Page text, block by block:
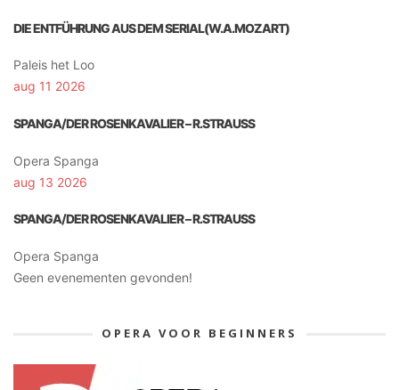
DIE ENTFÜHRUNG AUS DEM SERIAL(W.A.MOZART)
Paleis het Loo
aug 11 2026
SPANGA/DER ROSENKAVALIER – R.STRAUSS
Opera Spanga
aug 13 2026
SPANGA/DER ROSENKAVALIER – R.STRAUSS
Opera Spanga
Geen evenementen gevonden!
OPERA VOOR BEGINNERS